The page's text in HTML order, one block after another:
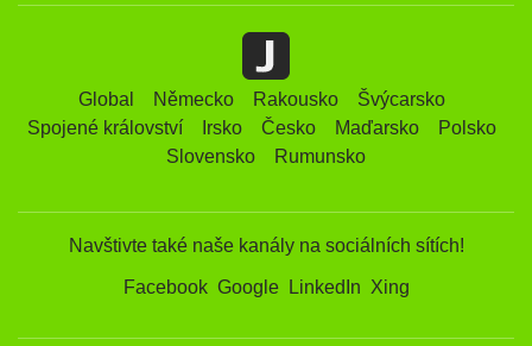
Global Německo Rakousko
Švýcarsko
Spojené království
Irsko Česko Maďarsko
Polsko
Slovensko
Rumunsko
Navštivte také naše kanály na sociálních sítích!
Facebook Google LinkedIn Xing